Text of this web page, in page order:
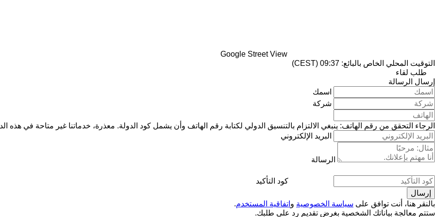
Google Street View
التوقيت المحلي الخاص بالبائع: 09:37 (CEST)
طلب لقاء
إرسال الرسالة
اسمك
شركة
الرجاء التحقق من رقم الهاتف: ينبغي الالتزام بالتنسيق الدولي لكتابة رقم الهاتف وأن يشمل كود الدولة. معذرة، خدماتنا غير متاحة في هذه
البريد الإلكتروني
الرسالة
كود التأكيد
بالنقر هنا، أنت توافق على سياسة الخصوصية و اتفاقية المستخدم.
ستتم معالجة بياناتك الشخصية بغرض تقديم رد على طلبك.